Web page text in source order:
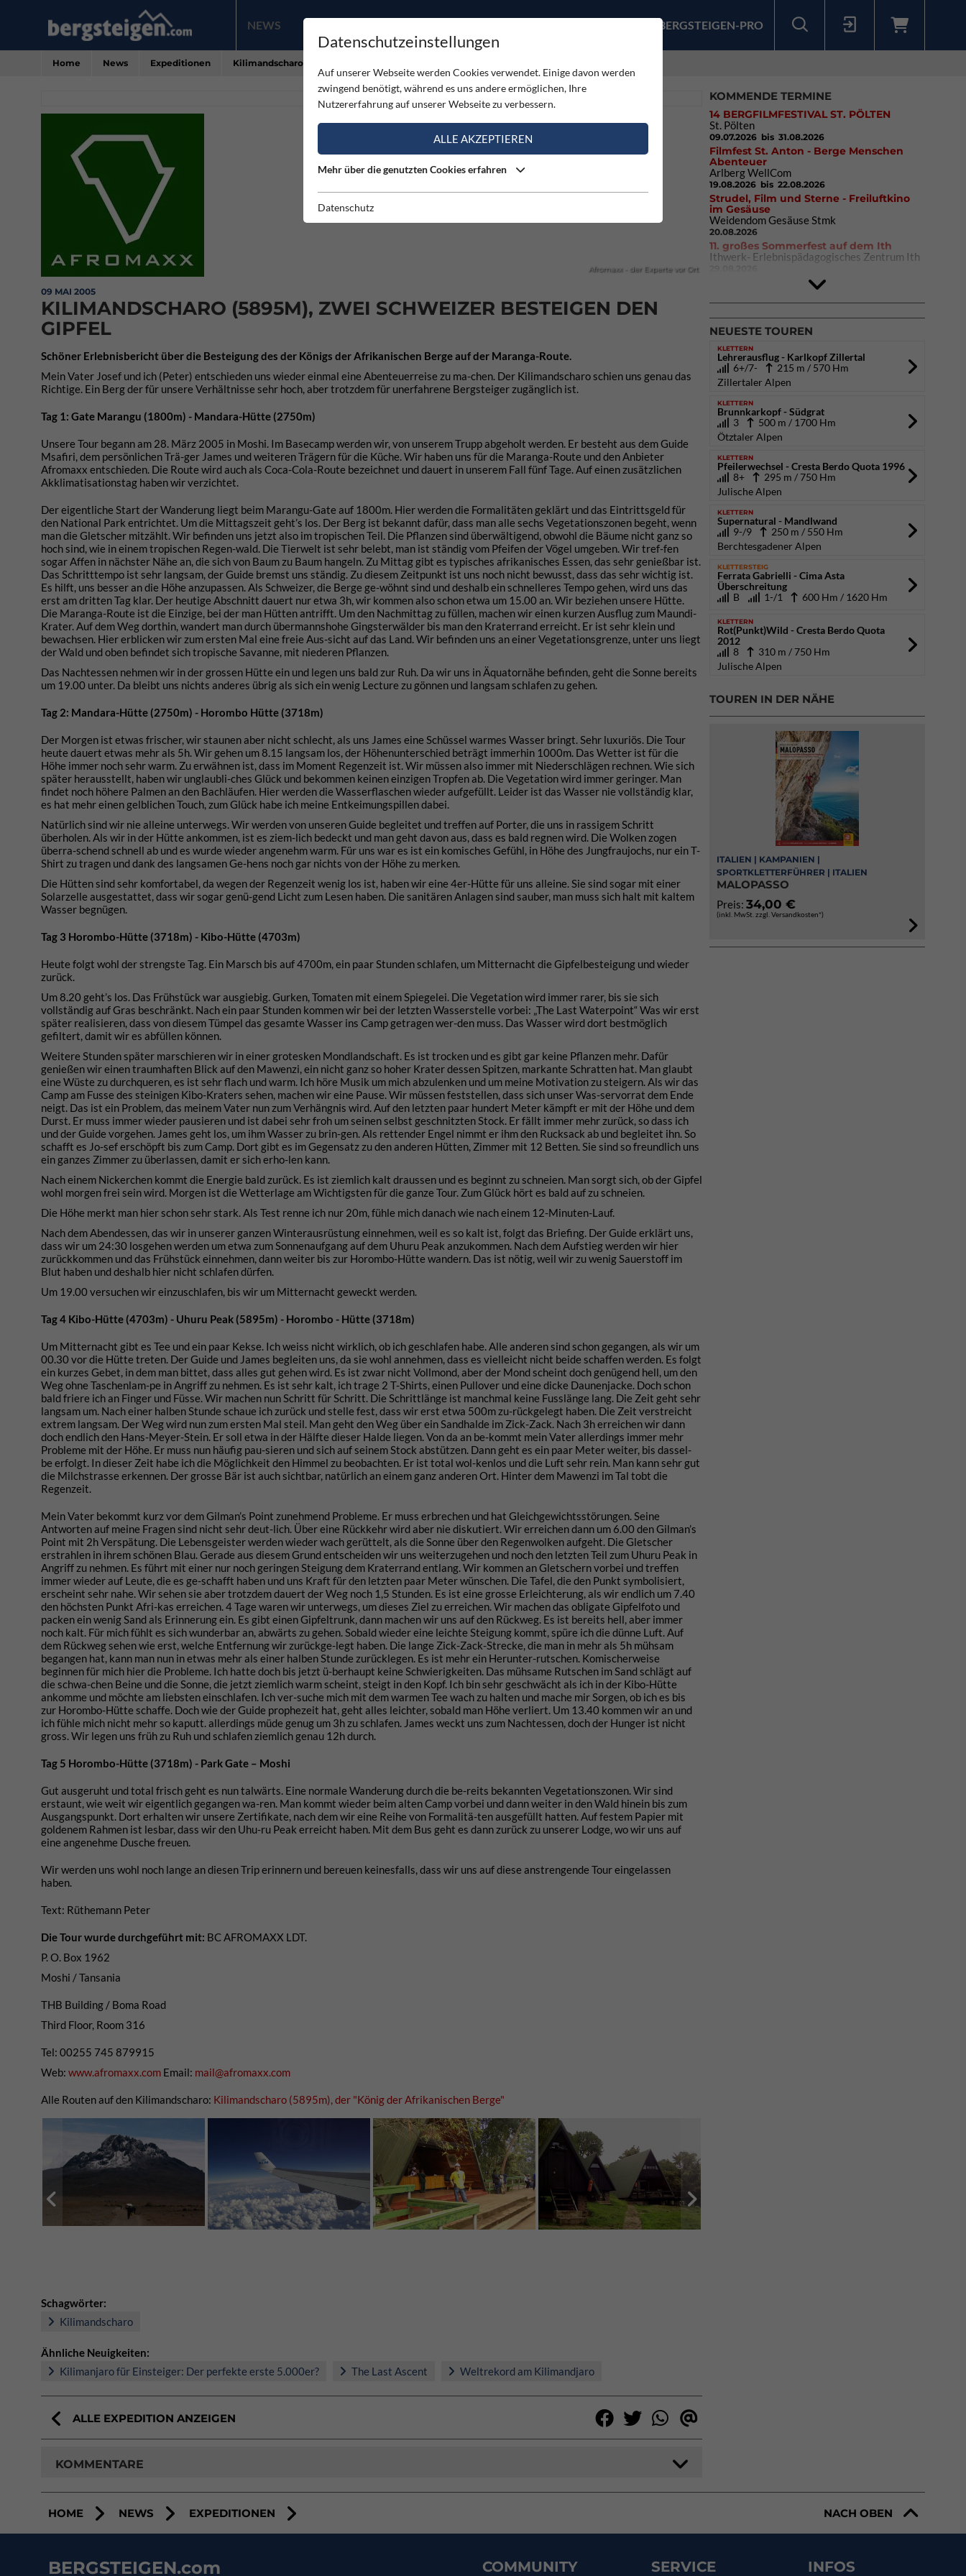
NEWS PRODUKTE BERGSTEIGEN-PRO
Home News Expeditionen Kilimandscharo (5895m), zwei Schweizer besteigen den Gipfel
Afromaxx - der Experte vor Ort
09 MAI 2005
KILIMANDSCHARO (5895M), ZWEI SCHWEIZER BESTEIGEN DEN
GIPFEL
Schöner Erlebnisbericht über die Besteigung des der Königs der Afrikanischen Berge auf der Maranga-Route.
Mein Vater Josef und ich (Peter) entschieden uns wieder einmal eine Abenteuerreise zu ma-chen. Der Kilimandscharo schien uns genau das
Richtige. Ein Berg der für unsere Verhältnisse sehr hoch, aber trotzdem für unerfahrene Bergsteiger zugänglich ist.
Tag 1: Gate Marangu (1800m) - Mandara-Hütte (2750m)
Unsere Tour begann am 28. März 2005 in Moshi. Im Basecamp werden wir, von unserem Trupp abgeholt werden. Er besteht aus dem Guide
Msafiri, dem persönlichen Trä-ger James und weiteren Trägern für die Küche. Wir haben uns für die Maranga-Route und den Anbieter
Afromaxx entschieden. Die Route wird auch als Coca-Cola-Route bezeichnet und dauert in unserem Fall fünf Tage. Auf einen zusätzlichen
Akklimatisationstag haben wir verzichtet.
Der eigentliche Start der Wanderung liegt beim Marangu-Gate auf 1800m. Hier werden die Formalitäten geklärt und das Eintrittsgeld für
den National Park entrichtet. Um die Mittagszeit geht’s los. Der Berg ist bekannt dafür, dass man alle sechs Vegetationszonen begeht, wenn
man die Gletscher mitzählt. Wir befinden uns jetzt also im tropischen Teil. Die Pflanzen sind überwältigend, obwohl die Bäume nicht ganz so
hoch sind, wie in einem tropischen Regen-wald. Die Tierwelt ist sehr belebt, man ist ständig vom Pfeifen der Vögel umgeben. Wir tref-fen
sogar Affen in nächster Nähe an, die sich von Baum zu Baum hangeln. Zu Mittag gibt es typisches afrikanisches Essen, das sehr genießbar ist.
Das Schritttempo ist sehr langsam, der Guide bremst uns ständig. Zu diesem Zeitpunkt ist uns noch nicht bewusst, dass das sehr wichtig ist.
Es hilft, uns besser an die Höhe anzupassen. Als Schweizer, die Berge ge-wöhnt sind und deshalb ein schnelleres Tempo gehen, wird uns das
erst am dritten Tag klar. Der heutige Abschnitt dauert nur etwa 3h, wir kommen also schon etwa um 15.00 an. Wir beziehen unsere Hütte.
Die Maranga-Route ist die Einzige, bei der man Hütten antrifft. Um den Nachmittag zu füllen, machen wir einen kurzen Ausflug zum Maundi-
Krater. Auf dem Weg dorthin, wandert man durch übermannshohe Gingsterwälder bis man den Kraterrand erreicht. Er ist sehr klein und
bewachsen. Hier erblicken wir zum ersten Mal eine freie Aus-sicht auf das Land. Wir befinden uns an einer Vegetationsgrenze, unter uns liegt
der Wald und oben befindet sich tropische Savanne, mit niederen Pflanzen.
Das Nachtessen nehmen wir in der grossen Hütte ein und legen uns bald zur Ruh. Da wir uns in Äquatornähe befinden, geht die Sonne bereits
um 19.00 unter. Da bleibt uns nichts anderes übrig als sich ein wenig Lecture zu gönnen und langsam schlafen zu gehen.
Tag 2: Mandara-Hütte (2750m) - Horombo Hütte (3718m)
Der Morgen ist etwas frischer, wir staunen aber nicht schlecht, als uns James eine Schüssel warmes Wasser bringt. Sehr luxuriös. Die Tour
heute dauert etwas mehr als 5h. Wir gehen um 8.15 langsam los, der Höhenunterschied beträgt immerhin 1000m. Das Wetter ist für die
Höhe immer noch sehr warm. Zu erwähnen ist, dass im Moment Regenzeit ist. Wir müssen also immer mit Niederschlägen rechnen. Wie sich
später herausstellt, haben wir unglaubli-ches Glück und bekommen keinen einzigen Tropfen ab. Die Vegetation wird immer geringer. Man
findet noch höhere Palmen an den Bachläufen. Hier werden die Wasserflaschen wieder aufgefüllt. Leider ist das Wasser nie vollständig klar,
es hat mehr einen gelblichen Touch, zum Glück habe ich meine Entkeimungspillen dabei.
Natürlich sind wir nie alleine unterwegs. Wir werden von unseren Guide begleitet und treffen auf Porter, die uns in rassigem Schritt
überholen. Als wir in der Hütte ankommen, ist es ziem-lich bedeckt und man geht davon aus, dass es bald regnen wird. Die Wolken zogen
überra-schend schnell ab und es wurde wieder angenehm warm. Für uns war es ist ein komisches Gefühl, in Höhe des Jungfraujochs, nur ein T-
Shirt zu tragen und dank des langsamen Ge-hens noch gar nichts von der Höhe zu merken.
Die Hütten sind sehr komfortabel, da wegen der Regenzeit wenig los ist, haben wir eine 4er-Hütte für uns alleine. Sie sind sogar mit einer
Solarzelle ausgestattet, dass wir sogar genü-gend Licht zum Lesen haben. Die sanitären Anlagen sind sauber, man muss sich halt mit kaltem
Wasser begnügen.
Tag 3 Horombo-Hütte (3718m) - Kibo-Hütte (4703m)
Heute folgt wohl der strengste Tag. Ein Marsch bis auf 4700m, ein paar Stunden schlafen, um Mitternacht die Gipfelbesteigung und wieder
zurück.
Um 8.20 geht’s los. Das Frühstück war ausgiebig. Gurken, Tomaten mit einem Spiegelei. Die Vegetation wird immer rarer, bis sie sich
vollständig auf Gras beschränkt. Nach ein paar Stunden kommen wir bei der letzten Wasserstelle vorbei: „The Last Waterpoint“ Was wir erst
später realisieren, dass von diesem Tümpel das gesamte Wasser ins Camp getragen wer-den muss. Das Wasser wird dort bestmöglich
gefiltert, damit wir es abfüllen können.
Weitere Stunden später marschieren wir in einer grotesken Mondlandschaft. Es ist trocken und es gibt gar keine Pflanzen mehr. Dafür
genießen wir einen traumhaften Blick auf den Mawenzi, ein nicht ganz so hoher Krater dessen Spitzen, markante Schratten hat. Man glaubt
eine Wüste zu durchqueren, es ist sehr flach und warm. Ich höre Musik um mich abzulenken und um meine Motivation zu steigern. Als wir das
Camp am Fusse des steinigen Kibo-Kraters sehen, machen wir eine Pause. Wir müssen feststellen, dass sich unser Was-servorrat dem Ende
neigt. Das ist ein Problem, das meinem Vater nun zum Verhängnis wird. Auf den letzten paar hundert Meter kämpft er mit der Höhe und dem
Durst. Er muss immer wieder pausieren und ist dabei sehr froh um seinen selbst geschnitzten Stock. Er fällt immer mehr zurück, so dass ich
und der Guide vorgehen. James geht los, um ihm Wasser zu brin-gen. Als rettender Engel nimmt er ihm den Rucksack ab und begleitet ihn. So
schafft es Jo-sef erschöpft bis zum Camp. Dort gibt es im Gegensatz zu den anderen Hütten, Zimmer mit 12 Betten. Sie sind so freundlich uns
ein ganzes Zimmer zu überlassen, damit er sich erho-len kann.
Nach einem Nickerchen kommt die Energie bald zurück. Es ist ziemlich kalt draussen und es beginnt zu schneien. Man sorgt sich, ob der Gipfel
wohl morgen frei sein wird. Morgen ist die Wetterlage am Wichtigsten für die ganze Tour. Zum Glück hört es bald auf zu schneien.
Die Höhe merkt man hier schon sehr stark. Als Test renne ich nur 20m, fühle mich danach wie nach einem 12-Minuten-Lauf.
Nach dem Abendessen, das wir in unserer ganzen Winterausrüstung einnehmen, weil es so kalt ist, folgt das Briefing. Der Guide erklärt uns,
dass wir um 24:30 losgehen werden um etwa zum Sonnenaufgang auf dem Uhuru Peak anzukommen. Nach dem Aufstieg werden wir hier
zurückkommen und das Frühstück einnehmen, dann weiter bis zur Horombo-Hütte wandern. Das ist nötig, weil wir zu wenig Sauerstoff im
Blut haben und deshalb hier nicht schlafen dürfen.
Um 19.00 versuchen wir einzuschlafen, bis wir um Mitternacht geweckt werden.
Tag 4 Kibo-Hütte (4703m) - Uhuru Peak (5895m) - Horombo - Hütte (3718m)
Um Mitternacht gibt es Tee und ein paar Kekse. Ich weiss nicht wirklich, ob ich geschlafen habe. Alle anderen sind schon gegangen, als wir um
00.30 vor die Hütte treten. Der Guide und James begleiten uns, da sie wohl annehmen, dass es vielleicht nicht beide schaffen werden. Es folgt
ein kurzes Gebet, in dem man bittet, dass alles gut gehen wird. Es ist zwar nicht Vollmond, aber der Mond scheint doch genügend hell, um den
Weg ohne Taschenlam-pe in Angriff zu nehmen. Es ist sehr kalt, ich trage 2 T-Shirts, einen Pullover und eine dicke Daunenjacke. Doch schon
bald friere ich an Finger und Füsse. Wir machen nun Schritt für Schritt. Die Schrittlänge ist manchmal keine Fusslänge lang. Die Zeit geht sehr
langsam um. Nach einer halben Stunde schaue ich zurück und stelle fest, dass wir erst etwa 500m zu-rückgelegt haben. Die Zeit verstreicht
extrem langsam. Der Weg wird nun zum ersten Mal steil. Man geht den Weg über ein Sandhalde im Zick-Zack. Nach 3h erreichen wir dann
doch endlich den Hans-Meyer-Stein. Er soll etwa in der Hälfte dieser Halde liegen. Von da an be-kommt mein Vater allerdings immer mehr
Probleme mit der Höhe. Er muss nun häufig pau-sieren und sich auf seinem Stock abstützen. Dann geht es ein paar Meter weiter, bis dassel-
be erfolgt. In dieser Zeit habe ich die Möglichkeit den Himmel zu beobachten. Er ist total wol-kenlos und die Luft sehr rein. Man kann sehr gut
die Milchstrasse erkennen. Der grosse Bär ist auch sichtbar, natürlich an einem ganz anderen Ort. Hinter dem Mawenzi im Tal tobt die
Regenzeit.
Mein Vater bekommt kurz vor dem Gilman’s Point zunehmend Probleme. Er muss erbrechen und hat Gleichgewichtsstörungen. Seine
Antworten auf meine Fragen sind nicht sehr deut-lich. Über eine Rückkehr wird aber nie diskutiert. Wir erreichen dann um 6.00 den Gilman’s
Point mit 2h Verspätung. Die Lebensgeister werden wieder wach gerüttelt, als die Sonne über den Regenwolken aufgeht. Die Gletscher
erstrahlen in ihrem schönen Blau. Gerade aus diesem Grund entscheiden wir uns weiterzugehen und noch den letzten Teil zum Uhuru Peak in
Angriff zu nehmen. Es führt mit einer nur noch geringen Steigung dem Kraterrand entlang. Wir kommen an Gletschern vorbei und treffen
immer wieder auf Leute, die es ge-schafft haben und uns Kraft für den letzten paar Meter wünschen. Die Tafel, die den Punkt symbolisiert,
erscheint sehr nahe. Wir sehen sie aber trotzdem dauert der Weg noch 1,5 Stunden. Es ist eine grosse Erleichterung, als wir endlich um 7.40
den höchsten Punkt Afri-kas erreichen. 4 Tage waren wir unterwegs, um dieses Ziel zu erreichen. Wir machen das obligate Gipfelfoto und
packen ein wenig Sand als Erinnerung ein. Es gibt einen Gipfeltrunk, dann machen wir uns auf den Rückweg. Es ist bereits hell, aber immer
noch kalt. Für mich fühlt es sich wunderbar an, abwärts zu gehen. Sobald wieder eine leichte Steigung kommt, spüre ich die dünne Luft. Auf
dem Rückweg sehen wie erst, welche Entfernung wir zurückge-legt haben. Die lange Zick-Zack-Strecke, die man in mehr als 5h mühsam
begangen hat, kann man nun in etwas mehr als einer halben Stunde zurücklegen. Es ist mehr ein Herunter-rutschen. Komischerweise
beginnen für mich hier die Probleme. Ich hatte doch bis jetzt ü-berhaupt keine Schwierigkeiten. Das mühsame Rutschen im Sand schlägt auf
die schwa-chen Beine und die Sonne, die jetzt ziemlich warm scheint, steigt in den Kopf. Ich bin sehr geschwächt als ich in der Kibo-Hütte
ankomme und möchte am liebsten einschlafen. Ich ver-suche mich mit dem warmen Tee wach zu halten und mache mir Sorgen, ob ich es bis
zur Horombo-Hütte schaffe. Doch wie der Guide prophezeit hat, geht alles leichter, sobald man Höhe verliert. Um 13.40 kommen wir an und
ich fühle mich nicht mehr so kaputt. allerdings müde genug um 3h zu schlafen. James weckt uns zum Nachtessen, doch der Hunger ist nicht
gross. Wir legen uns früh zu Ruh und schlafen ziemlich genau 12h durch.
Tag 5 Horombo-Hütte (3718m) - Park Gate – Moshi
Gut ausgeruht und total frisch geht es nun talwärts. Eine normale Wanderung durch die be-reits bekannten Vegetationszonen. Wir sind
erstaunt, wie weit wir eigentlich gegangen wa-ren. Man kommt wieder beim alten Camp vorbei und dann weiter in den Wald hinein bis zum
Ausgangspunkt. Dort erhalten wir unsere Zertifikate, nach dem wir eine Reihe von Formalitä-ten ausgefüllt hatten. Auf festem Papier mit
goldenem Rahmen ist lesbar, dass wir den Uhu-ru Peak erreicht haben. Mit dem Bus geht es dann zurück zu unserer Lodge, wo wir uns auf
eine angenehme Dusche freuen.
Wir werden uns wohl noch lange an diesen Trip erinnern und bereuen keinesfalls, dass wir uns auf diese anstrengende Tour eingelassen
haben.
Text: Rüthemann Peter
Die Tour wurde durchgeführt mit: BC AFROMAXX LDT.
P. O. Box 1962
Moshi / Tansania
THB Building / Boma Road
Third Floor, Room 316
Tel: 00255 745 879915
Web: www.afromaxx.com Email: mail@afromaxx.com
Alle Routen auf den Kilimandscharo: Kilimandscharo (5895m), der "König der Afrikanischen Berge"
Schagwörter:
Kilimandscharo
Ähnliche Neuigkeiten:
Kilimanjaro für Einsteiger: Der perfekte erste 5.000er?
The Last Ascent Weltrekord am Kilimandjaro
ALLE EXPEDITION ANZEIGEN
KOMMENTARE
KOMMENDE TERMINE
14 BERGFILMFESTIVAL ST. PÖLTEN
St. Pölten
09.07.2026 bis 31.08.2026
Filmfest St. Anton - Berge Menschen
Abenteuer
Arlberg WellCom
19.08.2026 bis 22.08.2026
Strudel, Film und Sterne - Freiluftkino
im Gesäuse
Weidendom Gesäuse Stmk
20.08.2026
11. großes Sommerfest auf dem Ith
Ithwerk- Erlebnispädagogisches Zentrum Ith
DAV Kletter- & Boulderzentrum München
Süd (Thalkirchen)
NEUESTE TOUREN
KLETTERN
Lehrerausflug - Karlkopf Zillertal
6+/7-
215 m / 570 Hm
Zillertaler Alpen
KLETTERN
Brunnkarkopf - Südgrat
3
500 m / 1700 Hm
Ötztaler Alpen
KLETTERN
Pfeilerwechsel - Cresta Berdo Quota 1996
8+
295 m / 750 Hm
Julische Alpen
KLETTERN
Supernatural - Mandlwand
9-/9
250 m / 550 Hm
Berchtesgadener Alpen
KLETTERSTEIG
Ferrata Gabrielli - Cima Asta
Überschreitung
B
1-/1 600 Hm / 1620 Hm
KLETTERN
Rot(Punkt)Wild - Cresta Berdo Quota
2012
8
310 m / 750 Hm
Julische Alpen
TOUREN IN DER NÄHE
ITALIEN | KAMPANIEN |
SPORTKLETTERFÜHRER | ITALIEN
MALOPASSO
Preis: 34,00 €
(inkl. MwSt. zzgl. Versandkosten*)
HOME NEWS EXPEDITIONEN NACH OBEN
BERGSTEIGEN.com COMMUNITY SERVICE INFOS
Datenschutzeinstellungen
Auf unserer Webseite werden Cookies verwendet. Einige davon werden
zwingend benötigt, während es uns andere ermöglichen, Ihre
Nutzererfahrung auf unserer Webseite zu verbessern.
ALLE AKZEPTIEREN
Mehr über die genutzten Cookies erfahren
Datenschutz